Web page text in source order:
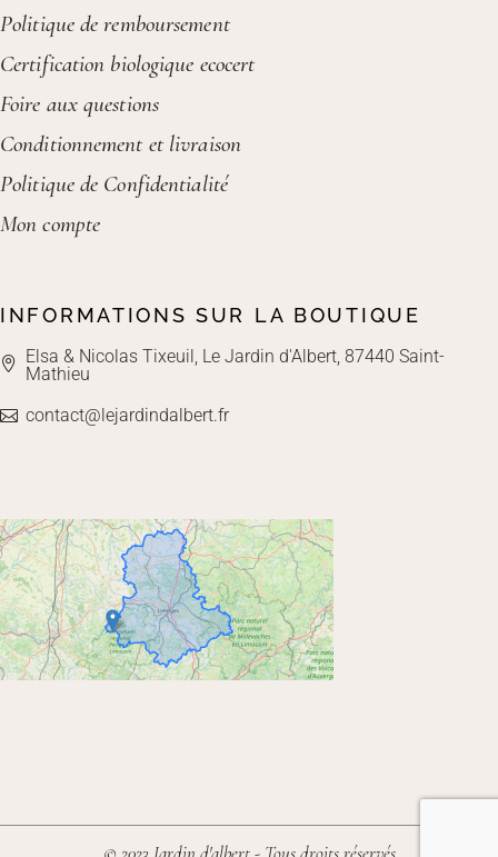
Politique de remboursement
Certification biologique ecocert
Foire aux questions
Conditionnement et livraison
Politique de Confidentialité
Mon compte
INFORMATIONS SUR LA BOUTIQUE
Elsa & Nicolas Tixeuil, Le Jardin d'Albert, 87440 Saint-
Mathieu
contact@lejardindalbert.fr